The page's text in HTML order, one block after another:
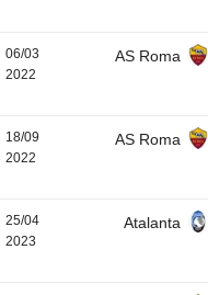
06/03
2022
AS Roma
18/09
2022
AS Roma
25/04
2023
Atalanta